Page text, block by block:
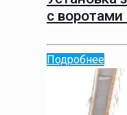
с воротами
Подробнее